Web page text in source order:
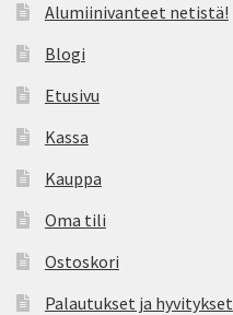
Alumiinivanteet netistä!
Blogi
Etusivu
Kassa
Kauppa
Oma tili
Ostoskori
Palautukset ja hyvitykset